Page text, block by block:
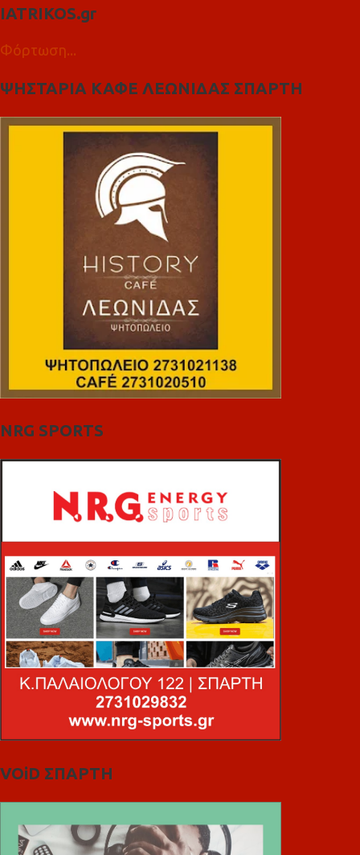
IATRIKOS.gr
Φόρτωση...
ΨΗΣΤΑΡΙΑ ΚΑΦΕ ΛΕΩΝΙΔΑΣ ΣΠΑΡΤΗ
NRG SPORTS
VOiD ΣΠΑΡΤΗ